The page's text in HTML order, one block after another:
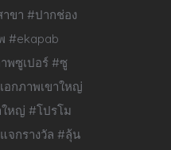
ขา #ปากช่อง
#ekapab
พซูเปอร์ #ซู
อกภาพเขาใหญ่
ใหญ่ #โปรโม
จกรางวัล #ลุ้น